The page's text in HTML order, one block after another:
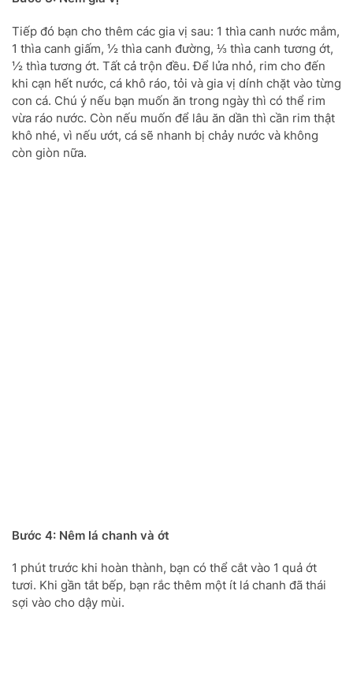
Tiếp đó bạn cho thêm các gia vị sau: 1 thìa canh nước mắm,
1 thìa canh giấm, ½ thìa canh đường, ⅓ thìa canh tương ớt,
½ thìa tương ớt. Tất cả trộn đều. Để lửa nhỏ, rim cho đến
khi cạn hết nước, cá khô ráo, tỏi và gia vị dính chặt vào từng
con cá. Chú ý nếu bạn muốn ăn trong ngày thì có thể rim
vừa ráo nước. Còn nếu muốn để lâu ăn dần thì cần rim thật
khô nhé, vì nếu ướt, cá sẽ nhanh bị chảy nước và không
còn giòn nữa.
Bước 4: Nêm lá chanh và ớt
1 phút trước khi hoàn thành, bạn có thể cắt vào 1 quả ớt
tươi. Khi gần tắt bếp, bạn rắc thêm một ít lá chanh đã thái
sợi vào cho dậy mùi.